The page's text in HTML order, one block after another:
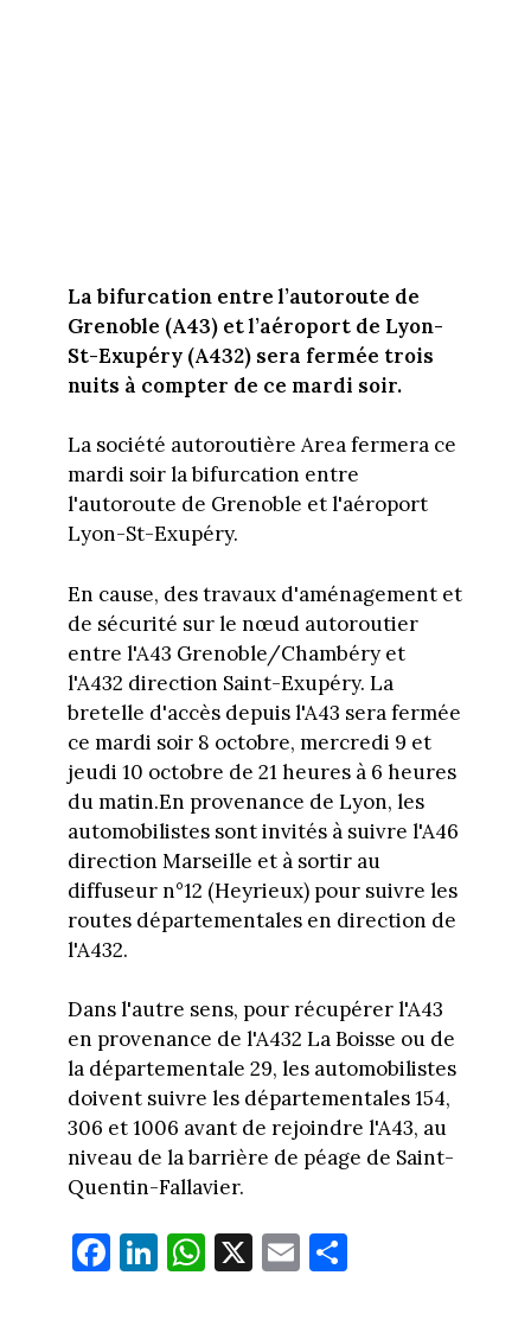
La bifurcation entre l’autoroute de
Grenoble (A43) et l’aéroport de Lyon-
St-Exupéry (A432) sera fermée trois
nuits à compter de ce mardi soir.
La société autoroutière Area fermera ce
mardi soir la bifurcation entre
l'autoroute de Grenoble et l'aéroport
Lyon-St-Exupéry.
En cause, des travaux d'aménagement et
de sécurité sur le nœud autoroutier
entre l'A43 Grenoble/Chambéry et
l'A432 direction Saint-Exupéry. La
bretelle d'accès depuis l'A43 sera fermée
ce mardi soir 8 octobre, mercredi 9 et
jeudi 10 octobre de 21 heures à 6 heures
du matin.En provenance de Lyon, les
automobilistes sont invités à suivre l'A46
direction Marseille et à sortir au
diffuseur n°12 (Heyrieux) pour suivre les
routes départementales en direction de
l'A432.
Dans l'autre sens, pour récupérer l'A43
en provenance de l'A432 La Boisse ou de
la départementale 29, les automobilistes
doivent suivre les départementales 154,
306 et 1006 avant de rejoindre l'A43, au
niveau de la barrière de péage de Saint-
Quentin-Fallavier.
Fa
ce
Li
nk
W
ha
X E
m
Pa